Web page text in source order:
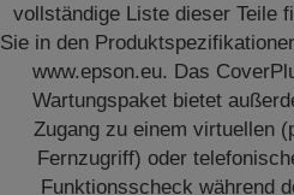
vollständige Liste dieser Teile
Sie in den
www.epson.eu. Das
Wartungspaket bietet
Zugang zu einem virtuellen
Fernzugriff) oder
Funktionsscheck während